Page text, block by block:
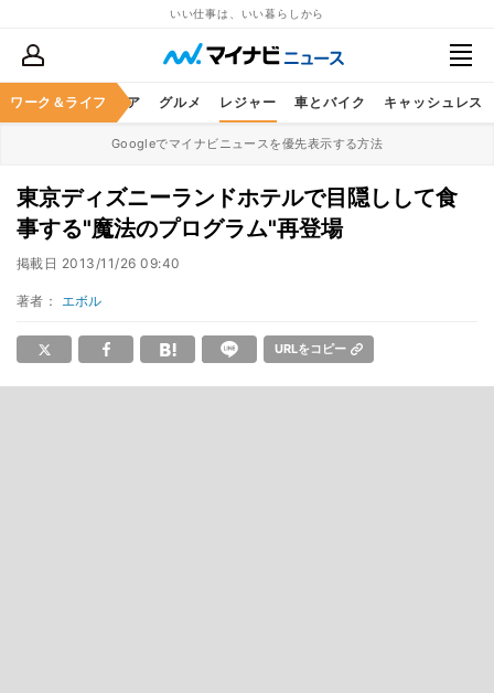
いい仕事は、いい暮らしから
ワーク＆ライフ
暮らし ヘルスケア グルメ レジャー 車とバイク キャッシュレス
Googleでマイナビニュースを優先表示する方法
東京ディズニーランドホテルで目隠しして食
事する"魔法のプログラム"再登場
掲載日 2013/11/26 09:40
著者： エボル
URLをコピー